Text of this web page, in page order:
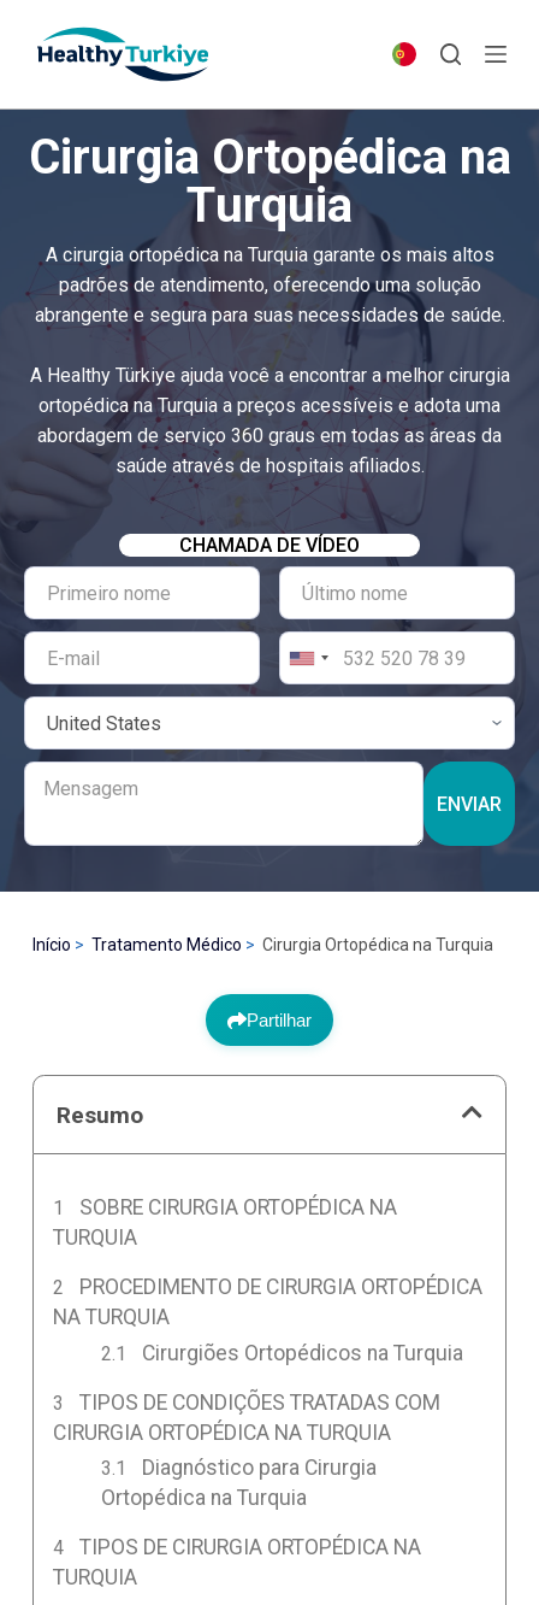
p
t
Cirurgia Ortopédica na
Turquia
A cirurgia ortopédica na Turquia garante os mais altos
padrões de atendimento, oferecendo uma solução
abrangente e segura para suas necessidades de saúde.
A Healthy Türkiye ajuda você a encontrar a melhor cirurgia
ortopédica na Turquia a preços acessíveis e adota uma
abordagem de serviço 360 graus em todas as áreas da
saúde através de hospitais afiliados.
CHAMADA DE VÍDEO
ENVIAR
Início Tratamento Médico Cirurgia Ortopédica na Turquia
Partilhar
Resumo
SOBRE CIRURGIA ORTOPÉDICA NA
TURQUIA
PROCEDIMENTO DE CIRURGIA ORTOPÉDICA
NA TURQUIA
Cirurgiões Ortopédicos na Turquia
TIPOS DE CONDIÇÕES TRATADAS COM
CIRURGIA ORTOPÉDICA NA TURQUIA
Diagnóstico para Cirurgia
Ortopédica na Turquia
TIPOS DE CIRURGIA ORTOPÉDICA NA
TURQUIA